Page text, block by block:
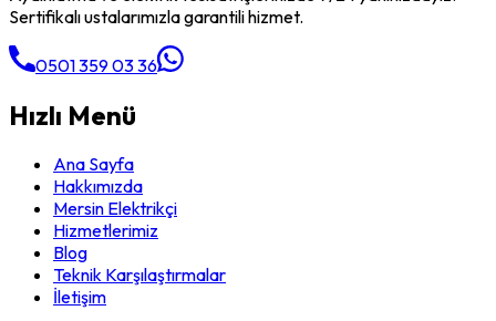
Sertifikalı ustalarımızla garantili hizmet.
0501 359 03 36
Hızlı Menü
Ana Sayfa
Hakkımızda
Mersin Elektrikçi
Hizmetlerimiz
Blog
Teknik Karşılaştırmalar
İletişim